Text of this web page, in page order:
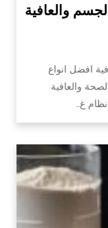
والعافية
افضل انواع
والعافية
نظام غ…